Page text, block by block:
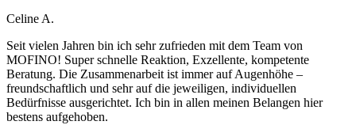
Celine A.
Seit vielen Jahren bin ich sehr zufrieden mit dem Team von
MOFINO! Super schnelle Reaktion, Exzellente, kompetente
Beratung. Die Zusammenarbeit ist immer auf Augenhöhe –
freundschaftlich und sehr auf die jeweiligen, individuellen
Bedürfnisse ausgerichtet. Ich bin in allen meinen Belangen hier
bestens aufgehoben.